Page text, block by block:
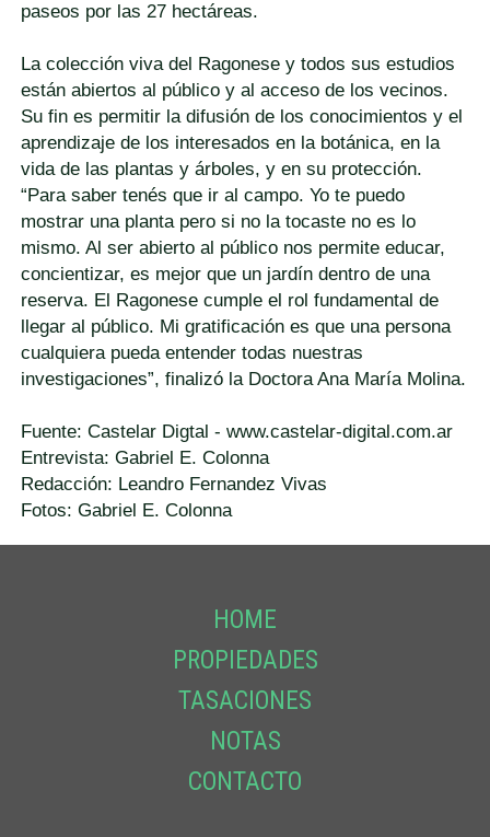
paseos por las 27 hectáreas.
La colección viva del Ragonese y todos sus estudios
están abiertos al público y al acceso de los vecinos.
Su fin es permitir la difusión de los conocimientos y el
aprendizaje de los interesados en la botánica, en la
vida de las plantas y árboles, y en su protección.
“Para saber tenés que ir al campo. Yo te puedo
mostrar una planta pero si no la tocaste no es lo
mismo. Al ser abierto al público nos permite educar,
concientizar, es mejor que un jardín dentro de una
reserva. El Ragonese cumple el rol fundamental de
llegar al público. Mi gratificación es que una persona
cualquiera pueda entender todas nuestras
investigaciones”, finalizó la Doctora Ana María Molina.
Fuente: Castelar Digtal - www.castelar-digital.com.ar
Entrevista: Gabriel E. Colonna
Redacción: Leandro Fernandez Vivas
Fotos: Gabriel E. Colonna
HOME
PROPIEDADES
TASACIONES
NOTAS
CONTACTO